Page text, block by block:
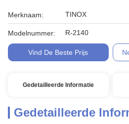
Merknaam: TINOX
Modelnummer: R-2140
Vind De Beste Prijs
Gedetailleerde Informatie
Gedetailleerde